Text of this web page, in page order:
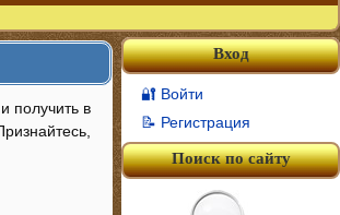
получить в
Вход
🔐 Войти
📝 Регистрация
Поиск по сайту